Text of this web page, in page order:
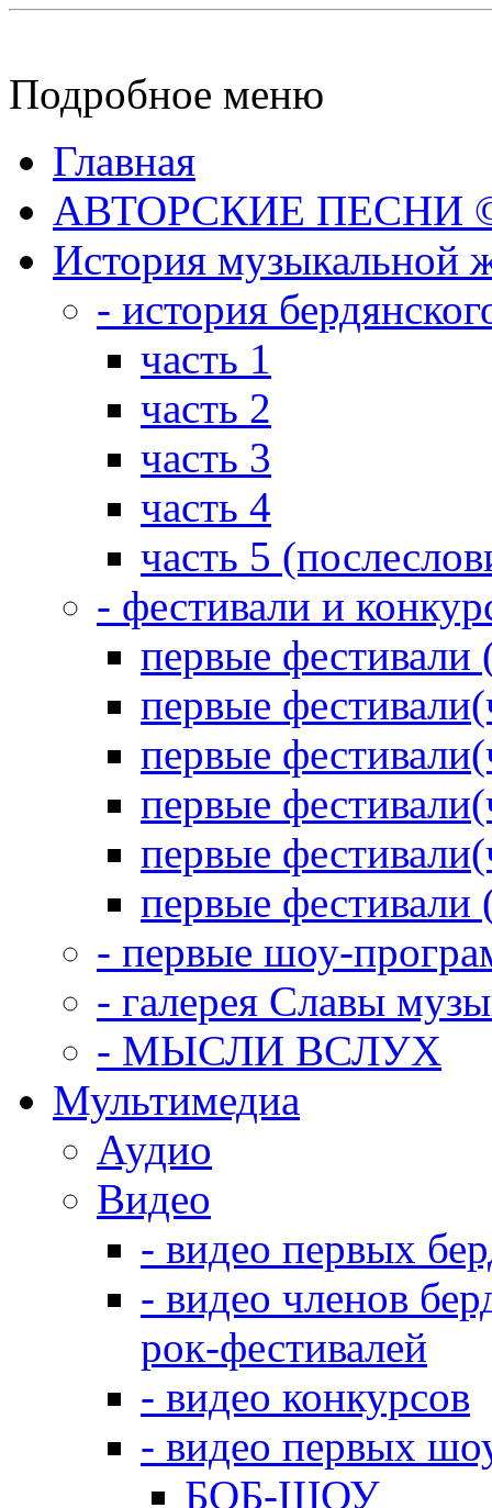
Подробное меню
Главная
АВТОРСКИЕ ПЕСНИ ©
История музыкальной
- история
часть 1
часть 2
часть 3
часть 4
часть 5
- фестивали и
первые фестивали
первые
первые
первые
первые
первые фестивали
- первые шоу-
- галерея Славы
- МЫСЛИ ВСЛУХ
Мультимедиа
Аудио
Видео
- видео первых
- видео членов
рок-фестивалей
- видео конкурсов
- видео первых
БОБ-ШОУ